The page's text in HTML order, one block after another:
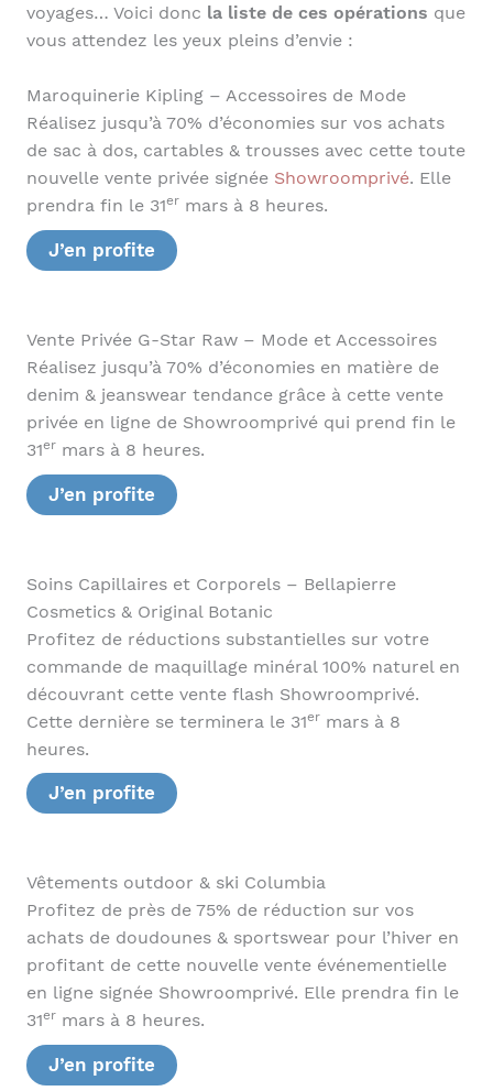
voyages… Voici donc la liste de ces opérations que
vous attendez les yeux pleins d’envie :
Maroquinerie Kipling – Accessoires de Mode
Réalisez jusqu’à 70% d’économies sur vos achats
de sac à dos, cartables & trousses avec cette toute
nouvelle vente privée signée Showroomprivé. Elle
prendra fin le 31ermars à 8 heures.
J’en profite
Vente Privée G-Star Raw – Mode et Accessoires
Réalisez jusqu’à 70% d’économies en matière de
denim & jeanswear tendance grâce à cette vente
privée en ligne de Showroomprivé qui prend fin le
31ermars à 8 heures.
J’en profite
Soins Capillaires et Corporels – Bellapierre
Cosmetics & Original Botanic
Profitez de réductions substantielles sur votre
commande de maquillage minéral 100% naturel en
découvrant cette vente flash Showroomprivé.
Cette dernière se terminera le 31ermars à 8
heures.
J’en profite
Vêtements outdoor & ski Columbia
Profitez de près de 75% de réduction sur vos
achats de doudounes & sportswear pour l’hiver en
profitant de cette nouvelle vente événementielle
en ligne signée Showroomprivé. Elle prendra fin le
31ermars à 8 heures.
J’en profite